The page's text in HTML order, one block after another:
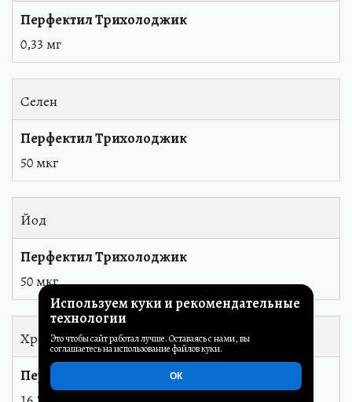
0,33 мг
Селен
50 мкг
Йод
50 мкг
Хром
Используем куки и рекомендательные
технологии
Это чтобы сайт работал лучше. Оставаясь с нами, вы
соглашаетесь на использование файлов куки.
ОК